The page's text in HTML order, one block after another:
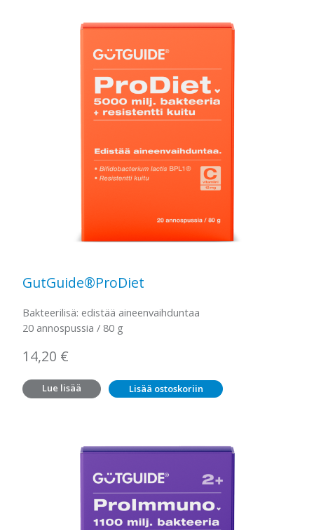
GutGuide®ProDiet
Bakteerilisä: edistää aineenvaihduntaa
20 annospussia / 80 g
14,20 €
Lue lisää Lisää ostoskoriin